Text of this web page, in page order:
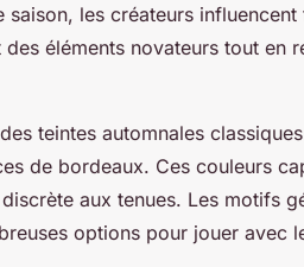
les créateurs
éléments novateurs tout en
teintes automnales
de bordeaux. Ces couleurs
aux tenues. Les motifs
options pour jouer avec